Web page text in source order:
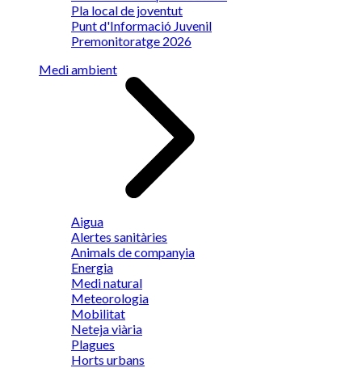
Pla local de joventut
Punt d'Informació Juvenil
Premonitoratge 2026
Medi ambient
Aigua
Alertes sanitàries
Animals de companyia
Energia
Medi natural
Meteorologia
Mobilitat
Neteja viària
Plagues
Horts urbans